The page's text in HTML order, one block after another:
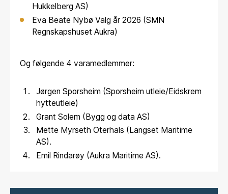
Hukkelberg AS)
Eva Beate Nybø Valg år 2026 (SMN
Regnskapshuset Aukra)
Og følgende 4 varamedlemmer:
Jørgen Sporsheim (Sporsheim utleie/Eidskrem
hytteutleie)
Grant Solem (Bygg og data AS)
Mette Myrseth Oterhals (Langset Maritime
AS).
Emil Rindarøy (Aukra Maritime AS).